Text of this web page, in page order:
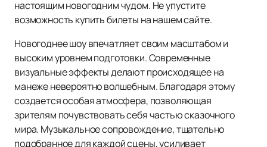
настоящим новогодним чудом. Не упустите
возможность купить билеты на нашем сайте.
Новогоднее шоу впечатляет своим масштабом и
высоким уровнем подготовки. Современные
визуальные эффекты делают происходящее на
манеже невероятно волшебным. Благодаря этому
создается особая атмосфера, позволяющая
зрителям почувствовать себя частью сказочного
мира. Музыкальное сопровождение, тщательно
подобранное для каждой сцены, усиливает